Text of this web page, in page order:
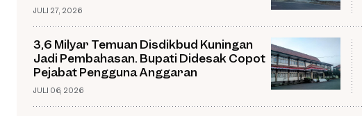
JULI 27, 2026
3,6 Milyar Temuan Disdikbud Kuningan
Jadi Pembahasan. Bupati Didesak Copot
Pejabat Pengguna Anggaran
JULI 06, 2026